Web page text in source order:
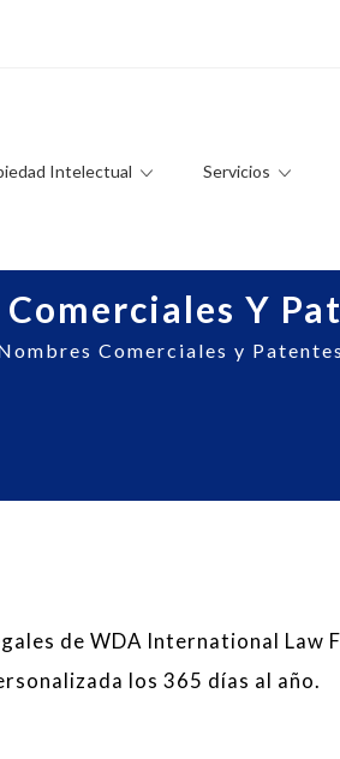
Intelectual Servicios
Y
Comerciales y
de WDA International Law
los 365 días al año.